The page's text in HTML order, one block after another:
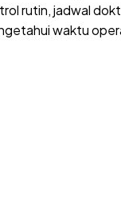
rutin, jadwal
waktu